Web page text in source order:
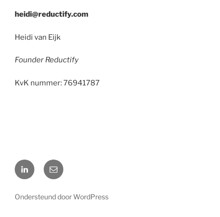
heidi@reductify.com
Heidi van Eijk
Founder Reductify
KvK nummer: 76941787
LinkedInE-
mail
Ondersteund door WordPress